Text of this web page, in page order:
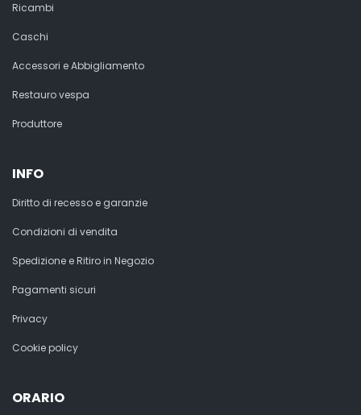
Ricambi
Caschi
Accessori e Abbigliamento
Restauro vespa
Produttore
INFO
Diritto di recesso e garanzie
Condizioni di vendita
Spedizione e Ritiro in Negozio
Pagamenti sicuri
Privacy
Cookie policy
ORARIO